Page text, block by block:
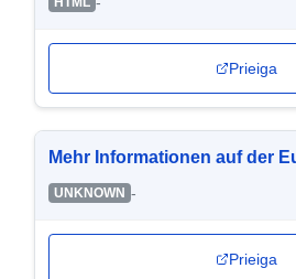
Prieiga
Mehr Informationen auf der
UNKNOWN -
Prieiga